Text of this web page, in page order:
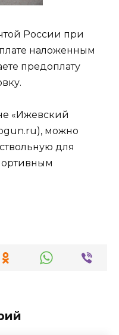
России при
наложенным
предоплату
«Ижевский
можно
для